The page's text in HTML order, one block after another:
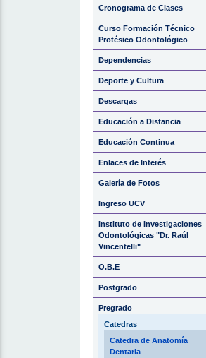
Cronograma de Clases
Curso Formación Técnico
Protésico Odontológico
Dependencias
Deporte y Cultura
Descargas
Educación a Distancia
Educación Continua
Enlaces de Interés
Galería de Fotos
Ingreso UCV
Instituto de Investigaciones
Odontológicas "Dr. Raúl
Vincentelli"
O.B.E
Postgrado
Pregrado
Catedras
Catedra de Anatomía
Dentaria